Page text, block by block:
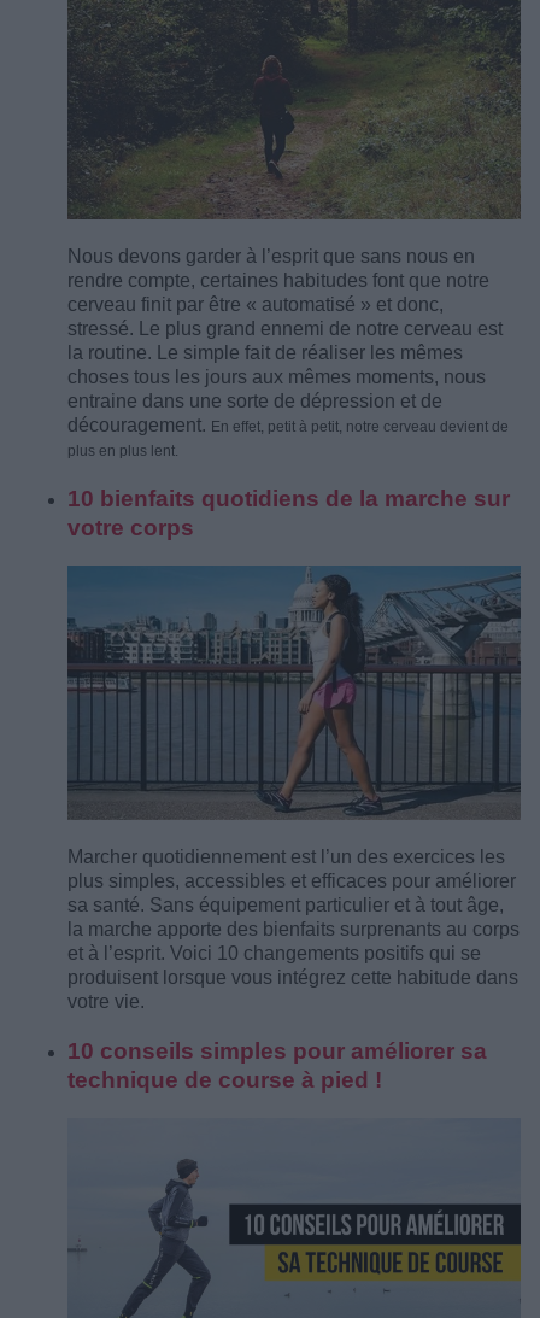
Nous devons garder à l’esprit que sans nous en
rendre compte, certaines habitudes font que notre
cerveau finit par être « automatisé » et donc,
stressé. Le plus grand ennemi de notre cerveau est
la routine. Le simple fait de réaliser les mêmes
choses tous les jours aux mêmes moments, nous
entraine dans une sorte de dépression et de
découragement. En effet, petit à petit, notre cerveau devient de
plus en plus lent.
10 bienfaits quotidiens de la marche sur
votre corps
Marcher quotidiennement est l’un des exercices les
plus simples, accessibles et efficaces pour améliorer
sa santé. Sans équipement particulier et à tout âge,
la marche apporte des bienfaits surprenants au corps
et à l’esprit. Voici 10 changements positifs qui se
produisent lorsque vous intégrez cette habitude dans
votre vie.
10 conseils simples pour améliorer sa
technique de course à pied !